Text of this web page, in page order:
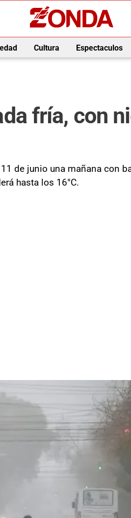
Cultura Espectaculos
fría, con
de junio una mañana con
hasta los 16°C.